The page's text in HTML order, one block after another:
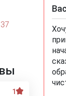
37
1